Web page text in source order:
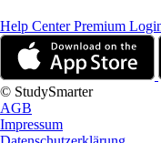
Help CenterPremium
© StudySmarter
AGB
Impressum